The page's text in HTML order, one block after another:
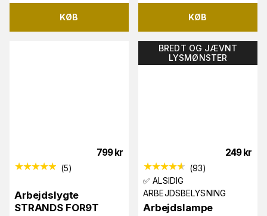
KØB KØB
799 kr
(5)
Arbejdslygte
STRANDS FOR9T
BREDT OG JÆVNT
LYSMØNSTER
249 kr
(93)
✅ ALSIDIG
ARBEJDSBELYSNING
Arbejdslampe